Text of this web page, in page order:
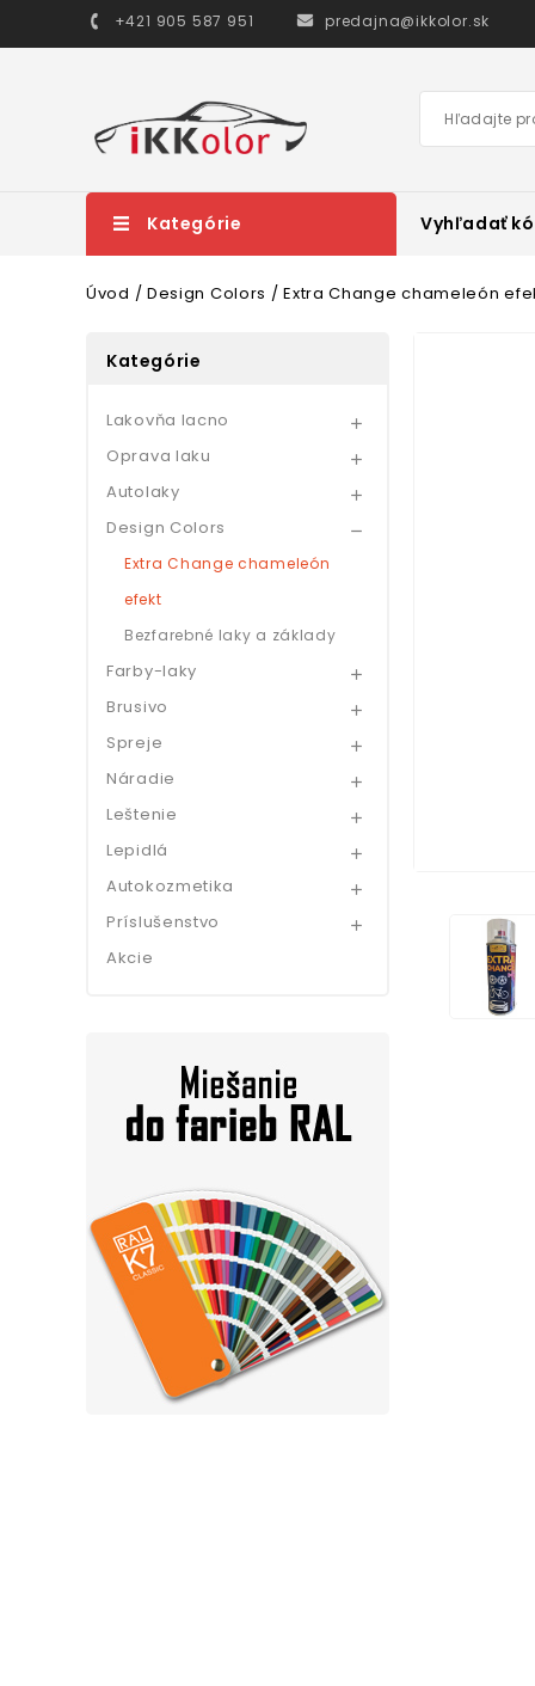
+421 905 587 951 predajna@ikkolor.sk
Kategórie Vyhľadať
Úvod Design Colors Extra Change chameleón
Kategórie
Lakovňa lacno 
Oprava laku 
Autolaky 
Design Colors 
Extra Change chameleón
efekt
Bezfarebné laky a základy
Farby-laky 
Brusivo 
Spreje 
Náradie 
Leštenie 
Lepidlá 
Autokozmetika 
Príslušenstvo 
Akcie